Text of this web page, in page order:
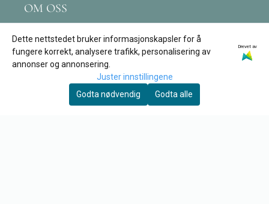
OM OSS
Leivdalsvegen 171
6774 Nordfjordeid
Org. nr. 890 162 312
Dette nettstedet bruker informasjonskapsler for å
fungere korrekt, analysere trafikk, personalisering av
annonser og annonsering.
Drevet av
Juster innstillingene
Godta nødvendig
Godta alle